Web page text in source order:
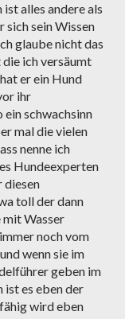
alles andere als
sich sein Wissen
glaube nicht das
die ich versäumt
er ein Hund
ihr
schwachsinn
mal die vielen
nenne ich
Hundeexperten
diesen
toll der dann
mit Wasser
noch vom
wenn sie im
geben im
ist es eben der
wird eben